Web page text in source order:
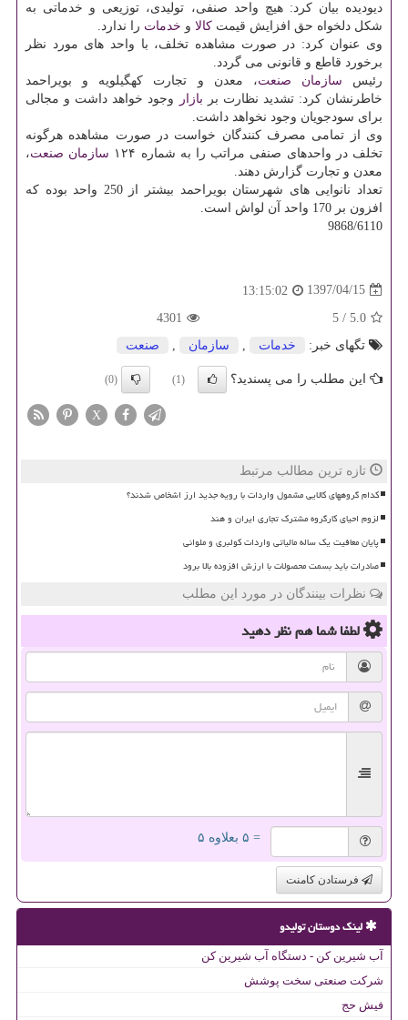
دیودیده بیان كرد: هیچ واحد صنفی، تولیدی، توزیعی و خدماتی به
شكل دلخواه حق افزایش قیمت كالا و خدمات را ندارد.
وی عنوان كرد: در صورت مشاهده تخلف، با واحد های مورد نظر
برخورد قاطع و قانونی می گردد.
رئیس سازمان صنعت، معدن و تجارت كهگیلویه و بویراحمد
خاطرنشان كرد: تشدید نظارت بر بازار
وجود خواهد داشت و مجالی
برای سودجویان وجود نخواهد داشت.
وی از تمامی مصرف كنندگان خواست در صورت مشاهده هرگونه
تخلف در واحدهای صنفی مراتب را به شماره ۱۲۴
سازمان صنعت،
معدن و تجارت گزارش دهند.
تعداد نانوایی های شهرستان بویراحمد بیشتر از 250 واحد بوده كه
افزون بر 170 واحد آن لواش است.
9868/6110
1397/04/15
13:15:02
5.0
/
5
4301
تگهای خبر:
خدمات سازمان صنعت
این مطلب را می پسندید؟ (1)
(0)
X
تازه ترین مطالب مرتبط
کدام گروههای کالایی مشمول واردات با رویه جدید ارز اشخاص شدند؟
لزوم احیای کارگروه مشترک تجاری ایران و هند
پایان معافیت یک ساله مالیاتی واردات کولبری و ملوانی
صادرات باید بسمت محصولات با ارزش افزوده بالا برود
نظرات بینندگان در مورد این مطلب
لطفا شما همنظر دهید
= ۵ بعلاوه ۵
فرستادن کامنت
لینک دوستان تولیدو
آب شیرین کن - دستگاه آب شیرین کن
شرکت صنعتی سخت پوشش
فیش حج